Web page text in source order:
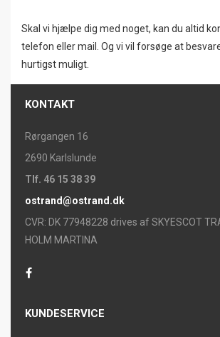
Skal vi hjælpe dig med noget, kan du altid
telefon eller mail. Og vi vil forsøge at
hurtigst muligt.
KONTAKT
Rørgangen 16
2690 Karlslunde
Tlf. 46 15 38 39
ostrand@ostrand.dk
CVR: DK 77948228 drives af SKYESCOT
HOLM MARTINA
KUNDESERVICE